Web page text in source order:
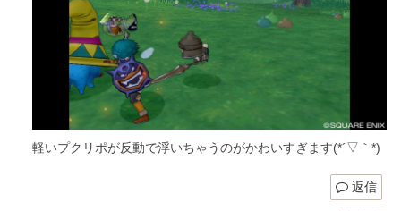
軽いプクリポが反動で浮いちゃうのがかわいすぎます(*´▽｀*)
返信